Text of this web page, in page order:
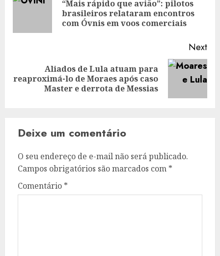
“Mais rápido que avião”: pilotos
brasileiros relataram encontros
com Óvnis em voos comerciais
Next
Next
Aliados de Lula atuam para
reaproximá-lo de Moraes após caso
Master e derrota de Messias
Deixe um comentário
O seu endereço de e-mail não será publicado.
Campos obrigatórios são marcados com *
Comentário *